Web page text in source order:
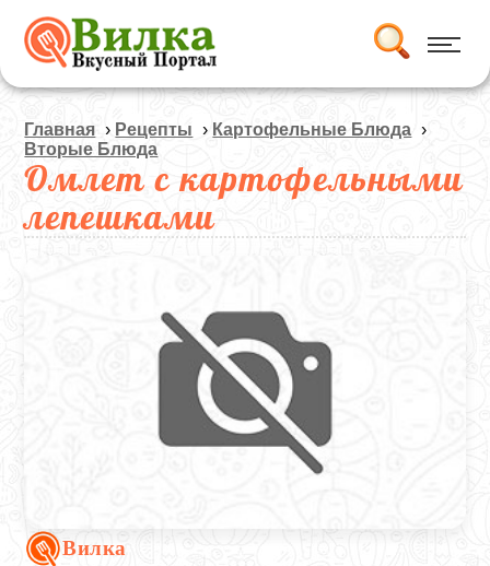
Главная › Рецепты › Картофельные Блюда ›
Вторые Блюда
Омлет с картофельными
лепешками
Вилка